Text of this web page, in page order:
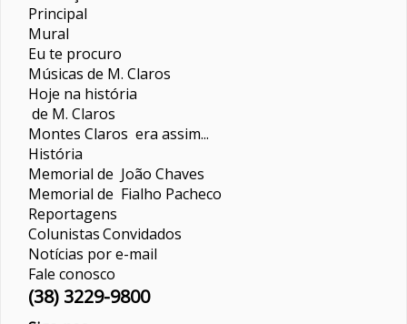
Principal
Mural
Eu te procuro
Músicas de M. Claros
Hoje na história
de M. Claros
Montes Claros era assim...
História
Memorial de João Chaves
Memorial de Fialho Pacheco
Reportagens
ColunistasConvidados
Notícias por e-mail
Fale conosco
(38) 3229-9800